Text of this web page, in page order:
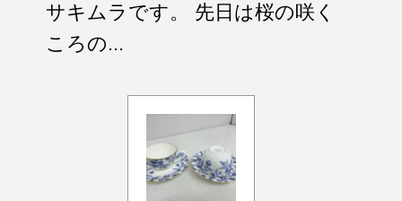
サキムラです。 先日は桜の咲く
ころの...